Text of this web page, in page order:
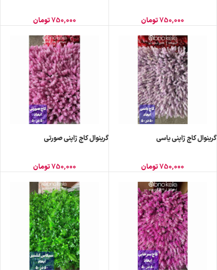
750,000تومان 750,000تومان
گرینوال کاج ژاپنی یاسی
750,000تومان
گرینوال کاج ژاپنی صورتی
750,000تومان